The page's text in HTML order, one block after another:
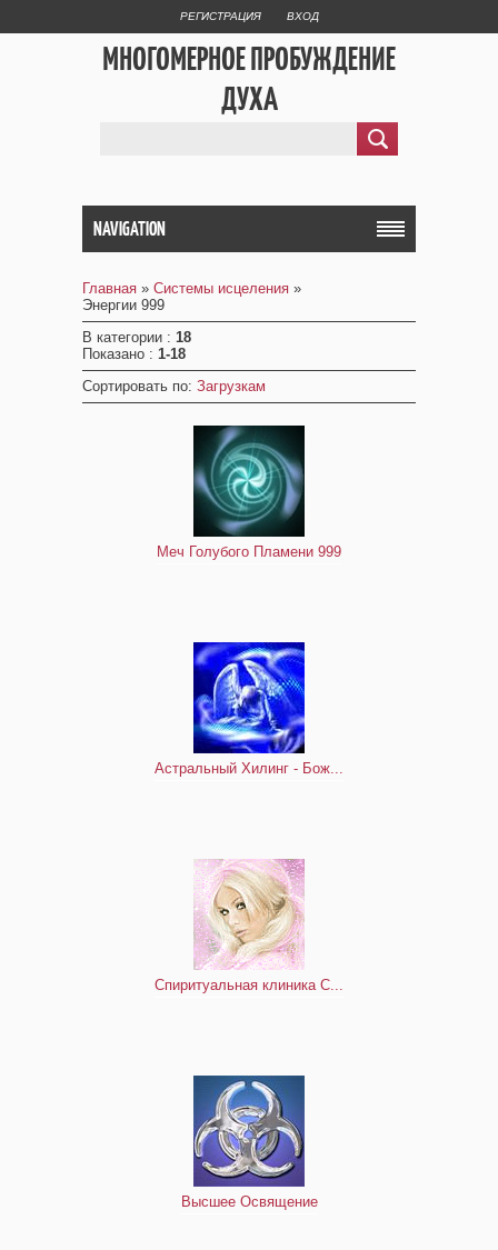
РЕГИСТРАЦИЯ ВХОД
МНОГОМЕРНОЕ ПРОБУЖДЕНИЕ
ДУХА
NAVIGATION
Главная » Системы исцеления »
Энергии 999
В категории : 18
Показано : 1-18
Сортировать по: Загрузкам
Меч Голубого Пламени 999
Астральный Хилинг - Бож...
Спиритуальная клиника С...
Высшее Освящение